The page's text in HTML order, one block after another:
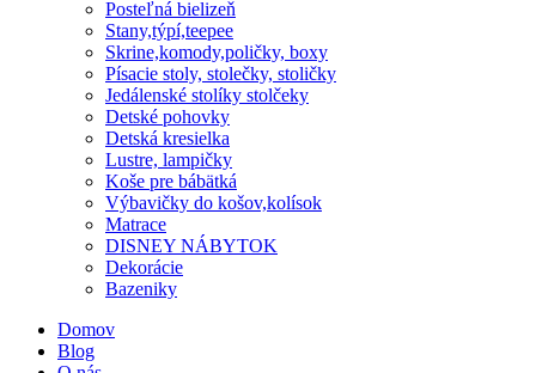
Posteľná bielizeň
Stany,týpí,teepee
Skrine,komody,poličky, boxy
Písacie stoly, stolečky, stoličky
Jedálenské stolíky stolčeky
Detské pohovky
Detská kresielka
Lustre, lampičky
Koše pre bábätká
Výbavičky do košov,kolísok
Matrace
DISNEY NÁBYTOK
Dekorácie
Bazeniky
Domov
Blog